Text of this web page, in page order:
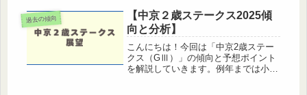
催時期：9月21日(日)距離：芝
2400m（外回り）出走条件：3...
過去の傾向
【中京２歳ステークス2025傾
向と分析】
こんにちは！今回は「中京2歳ステー
クス（GⅢ）」の傾向と予想ポイント
を解説していきます。例年までは小倉